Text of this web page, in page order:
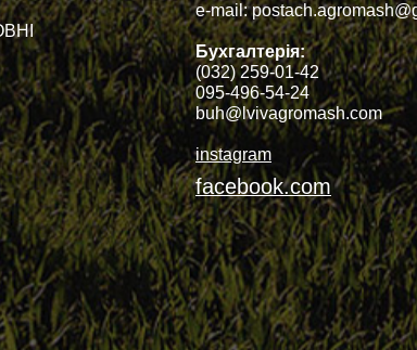
e-mail:
Бухгалтерія:
(032) 259-01-42
095-496-54-24
buh@lvivagromash.com
instagram
facebook.com